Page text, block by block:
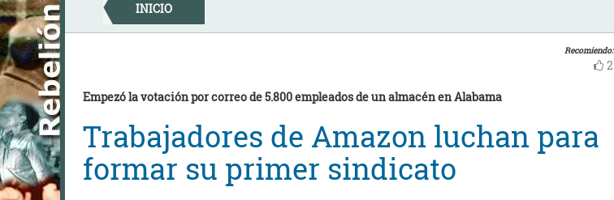
Skip
to
content
INICIO
Recomiendo:
2
Empezó la votación por correo de 5.800 empleados de un almacén en Alabama
Trabajadores de Amazon luchan para
formar su primer sindicato